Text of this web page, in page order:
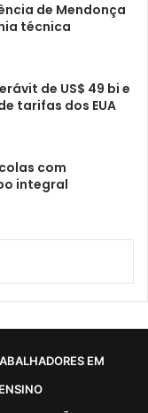
de Mendonça
técnica
de US$ 49 bi e
tarifas dos EUA
com
integral
EM